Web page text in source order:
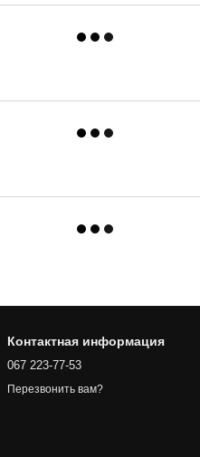
Контактная информация
067 223-77-53
Перезвонить вам?